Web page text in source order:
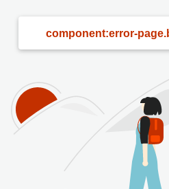
component:error-